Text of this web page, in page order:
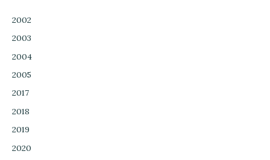
2002
2003
2004
2005
2017
2018
2019
2020